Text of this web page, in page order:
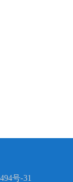
号-31